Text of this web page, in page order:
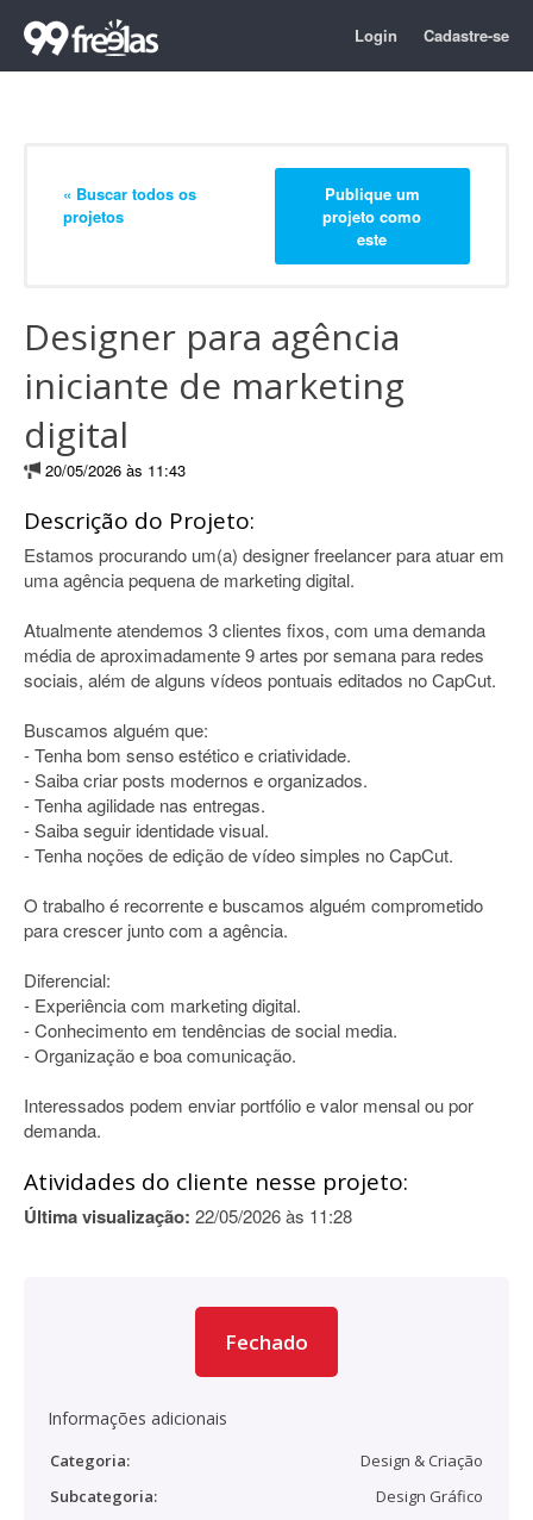
Login Cadastre-se
« Buscar todos os
projetos
Publique um
projeto como
este
Designer para agência
iniciante de marketing
digital
20/05/2026 às 11:43
Descrição do Projeto:
Estamos procurando um(a) designer freelancer para atuar em
uma agência pequena de marketing digital.
Atualmente atendemos 3 clientes fixos, com uma demanda
média de aproximadamente 9 artes por semana para redes
sociais, além de alguns vídeos pontuais editados no CapCut.
Buscamos alguém que:
- Tenha bom senso estético e criatividade.
- Saiba criar posts modernos e organizados.
- Tenha agilidade nas entregas.
- Saiba seguir identidade visual.
- Tenha noções de edição de vídeo simples no CapCut.
O trabalho é recorrente e buscamos alguém comprometido
para crescer junto com a agência.
Diferencial:
- Experiência com marketing digital.
- Conhecimento em tendências de social media.
- Organização e boa comunicação.
Interessados podem enviar portfólio e valor mensal ou por
demanda.
Atividades do cliente nesse projeto:
Última visualização: 22/05/2026 às 11:28
Fechado
Informações adicionais
Categoria:
Design & Criação
Subcategoria:
Design Gráfico